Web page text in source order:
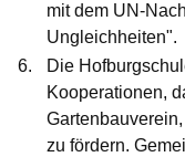
mit dem UN-
Ungleichheiten".
Die
Kooperationen,
zu fördern.